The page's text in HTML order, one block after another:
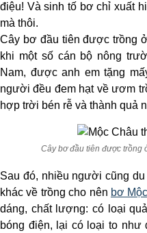
điệu! Và sinh tố bơ chỉ xuất
mà thôi.
Cây bơ đầu tiên được trồng
khi một số cán bộ nông
Nam, được anh em tặng
người đều đem hạt về ươm
hợp trời bén rễ và thành quả
Cây bơ đầu tiên được trồng
Sau đó, nhiều người cũng
khác về trồng cho nên bơ
dáng, chất lượng: có loại
bóng điện, lại có loại to như